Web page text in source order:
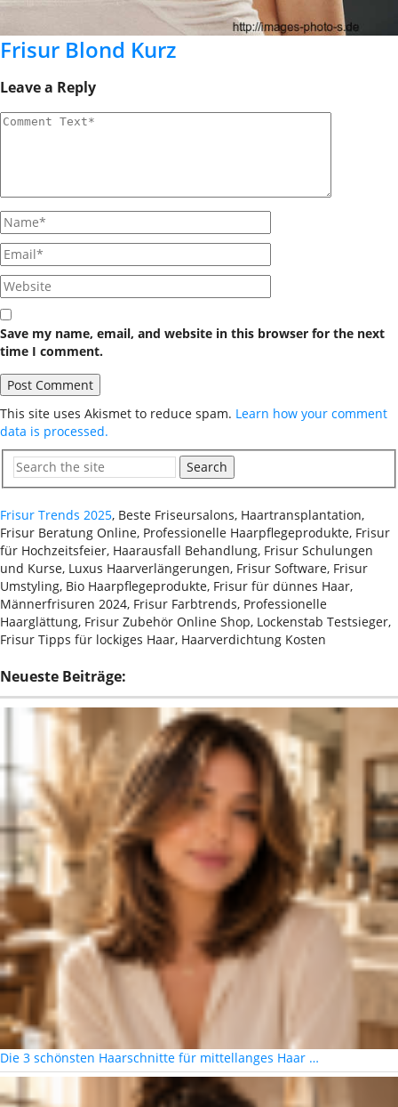
Frisur Blond Kurz
Leave a Reply
Save my name, email, and website in this browser for the next
time I comment.
This site uses Akismet to reduce spam. Learn how your comment
data is processed.
Search
Frisur Trends 2025, Beste Friseursalons, Haartransplantation,
Frisur Beratung Online, Professionelle Haarpflegeprodukte, Frisur
für Hochzeitsfeier, Haarausfall Behandlung, Frisur Schulungen
und Kurse, Luxus Haarverlängerungen, Frisur Software, Frisur
Umstyling, Bio Haarpflegeprodukte, Frisur für dünnes Haar,
Männerfrisuren 2024, Frisur Farbtrends, Professionelle
Haarglättung, Frisur Zubehör Online Shop, Lockenstab Testsieger,
Frisur Tipps für lockiges Haar, Haarverdichtung Kosten
Neueste Beiträge:
Die 3 schönsten Haarschnitte für mittellanges Haar …